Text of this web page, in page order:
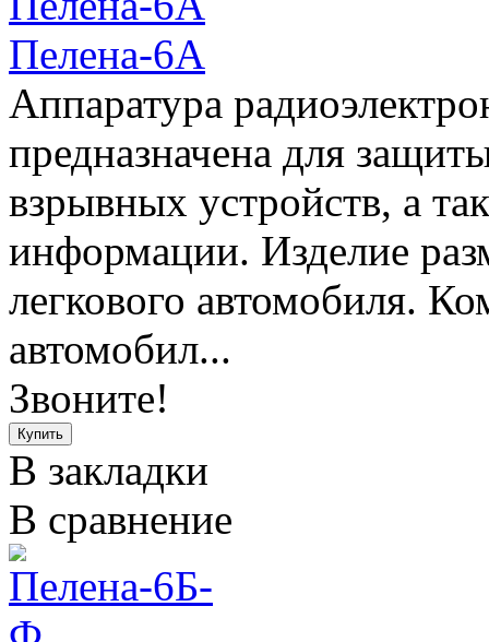
Пелена-6А
Аппаратура
предназначена для
взрывных устройств, а
информации. Изделие
легкового автомобиля.
автомобил...
Звоните!
В закладки
В сравнение